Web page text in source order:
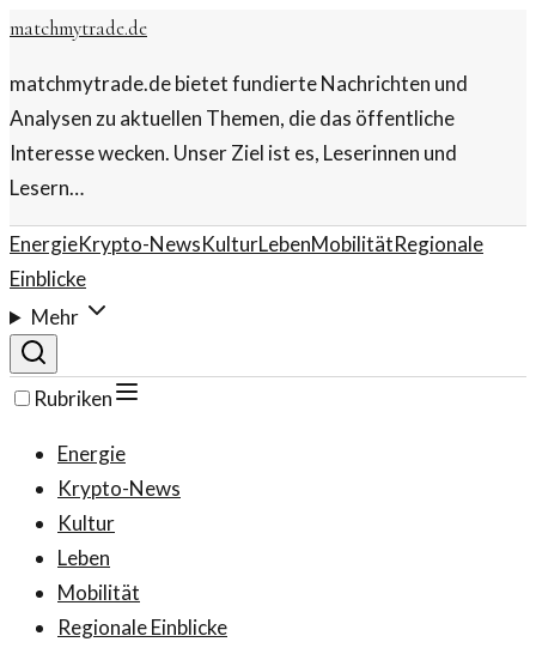
matchmytrade.de
matchmytrade.de bietet fundierte Nachrichten und
Analysen zu aktuellen Themen, die das öffentliche
Interesse wecken. Unser Ziel ist es, Leserinnen und
Lesern…
EnergieKrypto-NewsKulturLebenMobilitätRegionale
Einblicke
Mehr
Rubriken
Energie
Krypto-News
Kultur
Leben
Mobilität
Regionale Einblicke